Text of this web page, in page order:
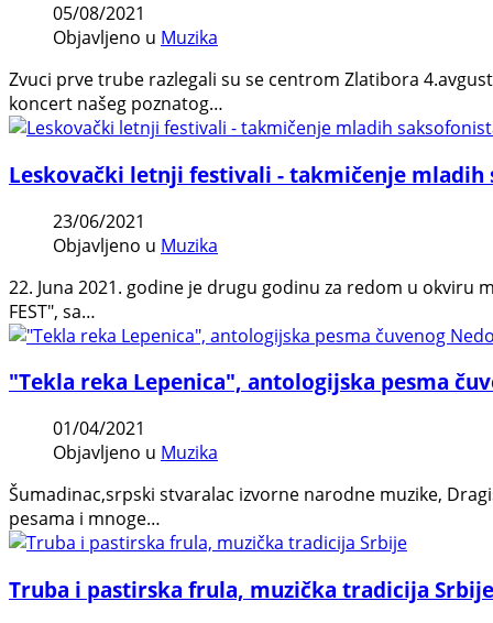
05/08/2021
Objavljeno u Muzika
Zvuci prve trube razlegali su se centrom Zlatibora
koncert našeg poznatog…
Leskovački letnji festivali - takmičenje mladih
23/06/2021
Objavljeno u Muzika
22. Juna 2021. godine je drugu godinu za redom u okviru
FEST", sa…
"Tekla reka Lepenica", antologijska pesma
01/04/2021
Objavljeno u Muzika
Šumadinac,srpski stvaralac izvorne narodne muzike,
pesama i mnoge…
Truba i pastirska frula, muzička tradicija Srbije